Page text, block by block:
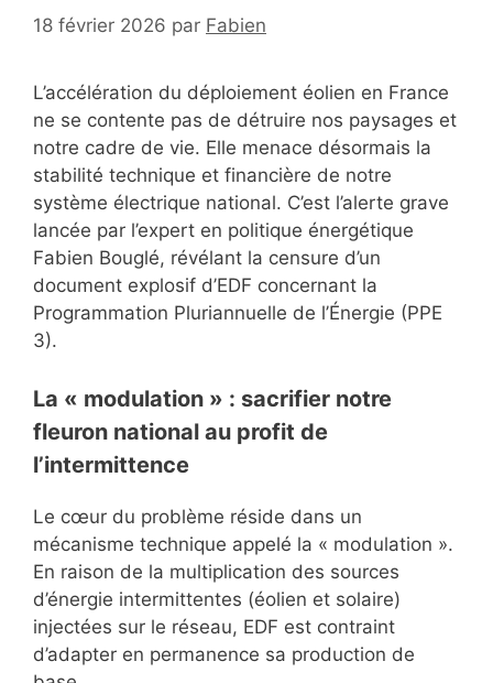
18 février 2026 par Fabien
L’accélération du déploiement éolien en France
ne se contente pas de détruire nos paysages et
notre cadre de vie. Elle menace désormais la
stabilité technique et financière de notre
système électrique national. C’est l’alerte grave
lancée par l’expert en politique énergétique
Fabien Bouglé, révélant la censure d’un
document explosif d’EDF concernant la
Programmation Pluriannuelle de l’Énergie (PPE
3).
La « modulation » : sacrifier notre
fleuron national au profit de
l’intermittence
Le cœur du problème réside dans un
mécanisme technique appelé la « modulation ».
En raison de la multiplication des sources
d’énergie intermittentes (éolien et solaire)
injectées sur le réseau, EDF est contraint
d’adapter en permanence sa production de